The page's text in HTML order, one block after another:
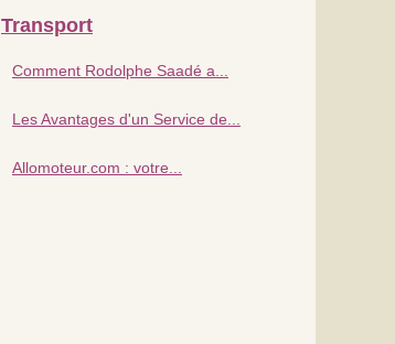
Transport
Comment Rodolphe Saadé a...
Les Avantages d'un Service de...
Allomoteur.com : votre...